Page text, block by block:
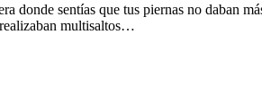
sentías que tus piernas no daban
multisaltos…